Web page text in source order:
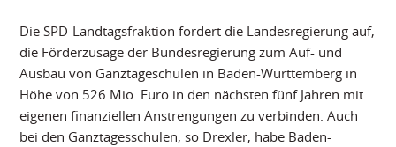
Die SPD-Landtagsfraktion fordert die Landesregierung auf,
die Förderzusage der Bundesregierung zum Auf- und
Ausbau von Ganztageschulen in Baden-Württemberg in
Höhe von 526 Mio. Euro in den nächsten fünf Jahren mit
eigenen finanziellen Anstrengungen zu verbinden. Auch
bei den Ganztagesschulen, so Drexler, habe Baden-